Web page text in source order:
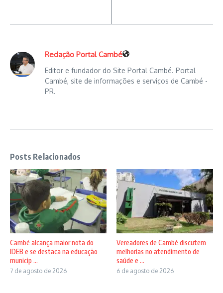
Redação Portal Cambé
Editor e fundador do Site Portal Cambé. Portal
Cambé, site de informações e serviços de Cambé -
PR.
Posts Relacionados
Cambé alcança maior nota do
IDEB e se destaca na educação
municip ...
7 de agosto de 2026
Vereadores de Cambé discutem
melhorias no atendimento de
saúde e ...
6 de agosto de 2026